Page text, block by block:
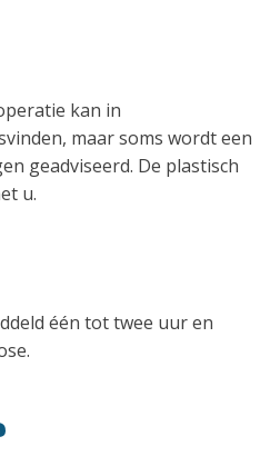
kan in
maar soms wordt een
geadviseerd. De plastisch
u.
één tot twee uur en